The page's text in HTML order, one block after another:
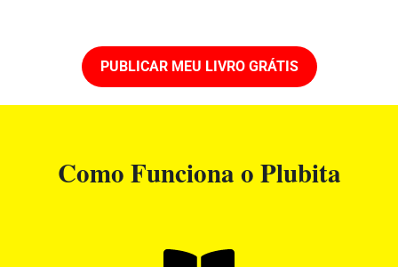
PUBLICAR MEU LIVRO GRÁTIS
Como Funciona o Plubita